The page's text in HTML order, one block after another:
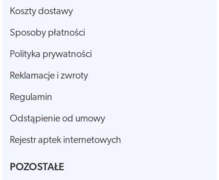
Koszty dostawy
Sposoby płatności
Polityka prywatności
Reklamacje i zwroty
Regulamin
Odstąpienie od umowy
Rejestr aptek internetowych
POZOSTAŁE